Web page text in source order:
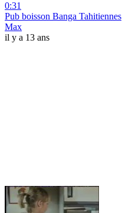
0:31
Pub boisson Banga Tahitiennes
Max
il y a 13 ans